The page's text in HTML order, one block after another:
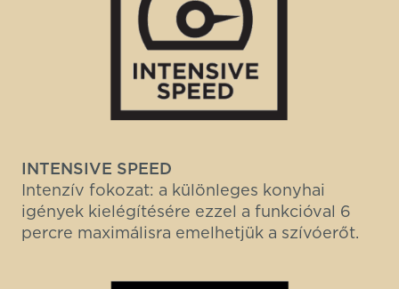
INTENSIVE SPEED
Intenzív fokozat: a különleges konyhai
igények kielégítésére ezzel a funkcióval 6
percre maximálisra emelhetjük a szívóerőt.